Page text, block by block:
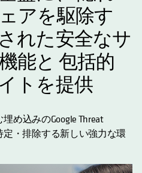
製品に関す
ドキュメン
アカデミー
Cohesity
パートナー
Français (France)
Português (Brazil)
한국어 (South
Korea)
Español (Spain)
アを駆除す
れた安全なサ
能と 包括的
トを提供
埋め込みのGoogle Threat
定・排除する新しい強力な環